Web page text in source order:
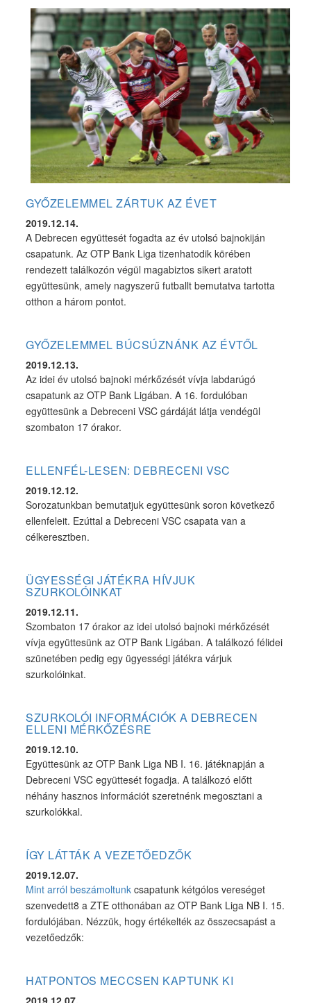
GYŐZELEMMEL ZÁRTUK AZ ÉVET
2019.12.14.
A Debrecen együttesét fogadta az év utolsó bajnokiján
csapatunk. Az OTP Bank Liga tizenhatodik körében
rendezett találkozón végül magabiztos sikert aratott
együttesünk, amely nagyszerű futballt bemutatva tartotta
otthon a három pontot.
GYŐZELEMMEL BÚCSÚZNÁNK AZ ÉVTŐL
2019.12.13.
Az idei év utolsó bajnoki mérkőzését vívja labdarúgó
csapatunk az OTP Bank Ligában. A 16. fordulóban
együttesünk a Debreceni VSC gárdáját látja vendégül
szombaton 17 órakor.
ELLENFÉL-LESEN: DEBRECENI VSC
2019.12.12.
Sorozatunkban bemutatjuk együttesünk soron következő
ellenfeleit. Ezúttal a Debreceni VSC csapata van a
célkeresztben.
ÜGYESSÉGI JÁTÉKRA HÍVJUK
SZURKOLÓINKAT
2019.12.11.
Szombaton 17 órakor az idei utolsó bajnoki mérkőzését
vívja együttesünk az OTP Bank Ligában. A találkozó félidei
szünetében pedig egy ügyességi játékra várjuk
szurkolóinkat.
SZURKOLÓI INFORMÁCIÓK A DEBRECEN
ELLENI MÉRKŐZÉSRE
2019.12.10.
Együttesünk az OTP Bank Liga NB I. 16. játéknapján a
Debreceni VSC együttesét fogadja. A találkozó előtt
néhány hasznos információt szeretnénk megosztani a
szurkolókkal.
ÍGY LÁTTÁK A VEZETŐEDZŐK
2019.12.07.
Mint arról beszámoltunk csapatunk kétgólos vereséget
szenvedett8 a ZTE otthonában az OTP Bank Liga NB I. 15.
fordulójában. Nézzük, hogy értékelték az összecsapást a
vezetőedzők:
HATPONTOS MECCSEN KAPTUNK KI